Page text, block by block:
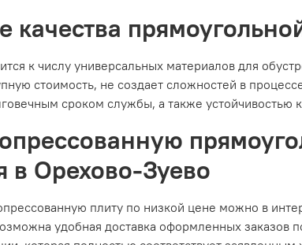
качества
к числу универсальных материалов для
стоимость, не создает сложностей в
сроком службы, а также устойчивостью
в Орехово-Зуево
плиту по низкой цене можно в
удобная доставка оформленных заказов